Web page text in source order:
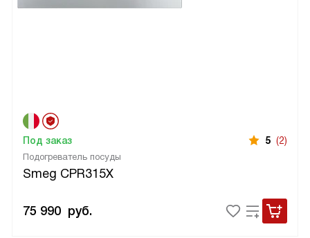
Подогреватель посуды
Smeg CPR315X
Под заказ 5 (2)
75 990 руб.